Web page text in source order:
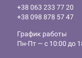
+38 063 233 77 20
+38 098 878 57 47
График работы
Пн-Пт — с 10:00 до